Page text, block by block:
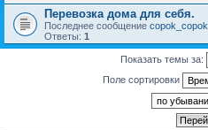
Перевозка дома для себя.
Последнее сообщение copok_copok
Ответы: 1
Показать темы за:
Поле сортировки